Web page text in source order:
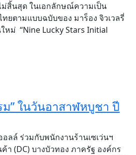
สิ้นสุด ในเอกลักษณ์ความเป็น
ยตามแบบฉบับของ มาร็อง จิวเวลรี่
หม่ “Nine Lucky Stars Initial
” ในวันอาสาฬหบูชา ปี
ลล์ ร่วมกับพนักงานร้านเซเว่นฯ
า (DC) บางบัวทอง ภาครัฐ องค์กร